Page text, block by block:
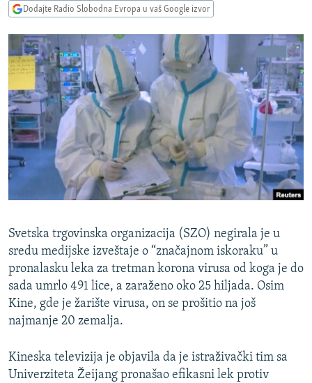
na
VIDEO
FOTOGALERIJE
INFOGRAFIKE
PODCASTI
RAT U UKRAJINI
KINA NA BALKANU
RSE PRIČE IZ SVIJETA
ISPRIČAJ MI
DNEVNO@RSE
SPECIJALI RSE
VIŠE OD NASLOVA
POPLAVE I KLIZIŠTA U BIH 2024.
TV LIBERTY
POST SCRIPTUM
MOJA EVROPA
SVE KARTE DEJTONA
Sve RFE/RL stranice
Dodajte Radio Slobodna Evropa u vaš Google izvor
Svetska trgovinska organizacija (SZO) negirala je u
sredu medijske izveštaje o “značajnom iskoraku” u
pronalasku leka za tretman korona virusa od koga je do
sada umrlo 491 lice, a zaraženo oko 25 hiljada. Osim
Kine, gde je žarište virusa, on se prošitio na još
najmanje 20 zemalja.
Kineska televizija je objavila da je istraživački tim sa
Univerziteta Žeijang pronašao efikasni lek protiv